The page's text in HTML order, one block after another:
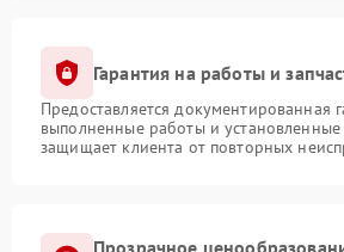
Гарантия на работы и
Предоставляется документированная
выполненные работы и установленные
защищает клиента от повторных
Прозрачное